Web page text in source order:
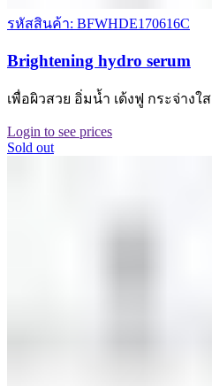
รหัสสินค้า: BFWHDE170616C
Brightening hydro serum
เพื่อผิวสวย อิ่มน้ำ เด้งฟู กระจ่างใส
Login to see prices
Sold out